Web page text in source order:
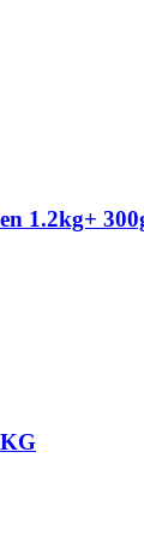
1.2kg+